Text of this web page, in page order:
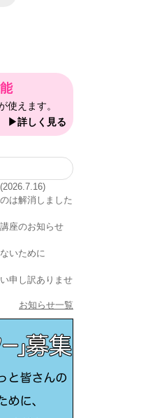
使えます。
▶詳しく見る
は解消しました
座のお知らせ
いために
申し訳ありませ
お知らせ一覧